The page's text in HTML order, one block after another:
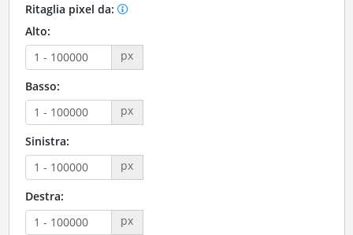
Ritaglia pixel da:
Alto:
px
Basso:
px
Sinistra:
px
Destra:
px